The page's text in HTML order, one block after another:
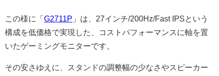
この様に「 G2711P 」は、27インチ/200Hz/Fast IPSという
構成を低価格で実現した、コストパフォーマンスに軸を置
いたゲーミングモニターです。
その安さゆえに、スタンドの調整幅の少なさやスピーカー